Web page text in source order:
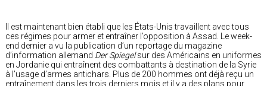
Il est maintenant bien établi que les États-Unis travaillent avec tous
ces régimes pour armer et entraîner l’opposition à Assad. Le week-
end dernier a vu la publication d’un reportage du magazine
d’information allemand Der Spiegelsur des Américains en uniformes
en Jordanie qui entraînent des combattants à destination de la Syrie
à l’usage d’armes antichars. Plus de 200 hommes ont déjà reçu un
entraînement dans les trois derniers mois et il y a des plans pour